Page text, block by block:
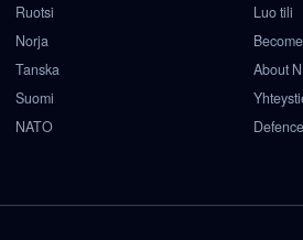
Ruotsi
Norja
Tanska
Suomi
NATO
Luo tili
About